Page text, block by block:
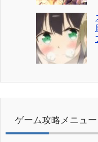
ゲーム攻略メニュー